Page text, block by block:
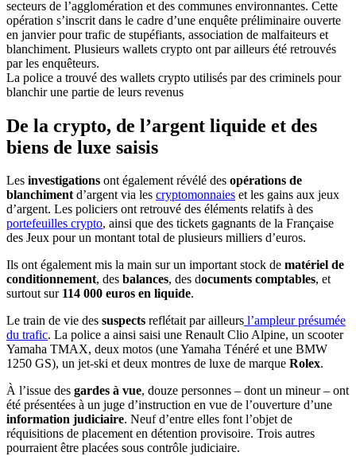
La police a trouvé des wallets crypto utilisés par des criminels pour
blanchir une partie de leurs revenus
De la crypto, de l’argent liquide et des
biens de luxe saisis
Les investigations ont également révélé des opérations de
blanchimentd’argent via les cryptomonnaies et les gains aux jeux
d’argent. Les policiers ont retrouvé des éléments relatifs à des
portefeuilles crypto, ainsi que des tickets gagnants de la Française
des Jeux pour un montant total de plusieurs milliers d’euros.
Ils ont également mis la main sur un important stock de matériel de
conditionnement, des balances, des documents comptables, et
surtout sur 114 000 euros en liquide.
Le train de vie des suspects reflétait par ailleurs l’ampleur présumée
du trafic. La police a ainsi saisi une Renault Clio Alpine, un scooter
Yamaha TMAX, deux motos (une Yamaha Ténéré et une BMW
1250 GS), un jet-ski et deux montres de luxe de marque Rolex.
À l’issue des gardes à vue, douze personnes – dont un mineur – ont
été présentées à un juge d’instruction en vue de l’ouverture d’une
information judiciaire. Neuf d’entre elles font l’objet de
réquisitions de placement en détention provisoire. Trois autres
pourraient être placées sous contrôle judiciaire.